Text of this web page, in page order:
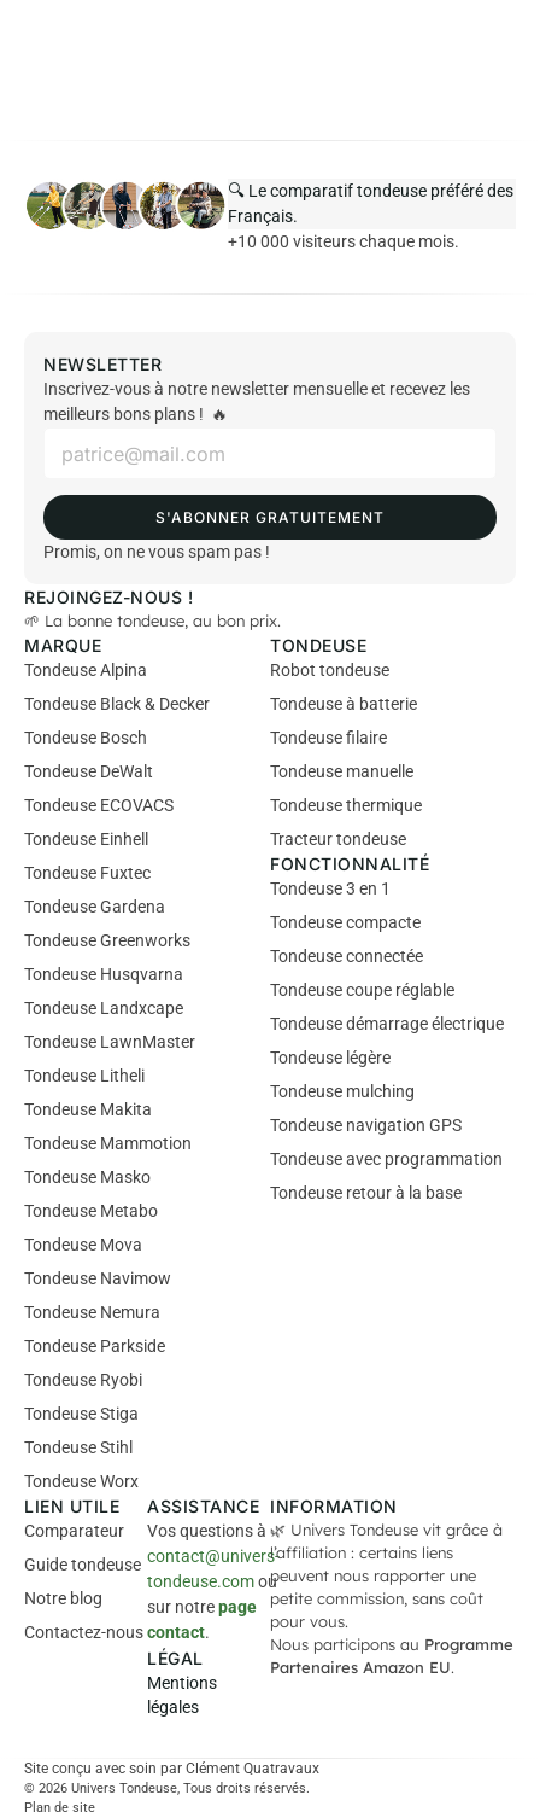
🔍 Le comparatif tondeuse préféré des
Français.
+10 000 visiteurs chaque mois.
NEWSLETTER
Inscrivez-vous à notre newsletter mensuelle et recevez les
meilleurs bons plans ! 🔥
i
l
*
S'ABONNER GRATUITEMENT
Promis, on ne vous spam pas !
REJOINGEZ-NOUS !
🌱 La bonne tondeuse, au bon prix.
MARQUE
Tondeuse Alpina
Tondeuse Black & Decker
Tondeuse Bosch
Tondeuse DeWalt
Tondeuse ECOVACS
Tondeuse Einhell
Tondeuse Fuxtec
Tondeuse Gardena
Tondeuse Greenworks
Tondeuse Husqvarna
Tondeuse Landxcape
Tondeuse LawnMaster
Tondeuse Litheli
Tondeuse Makita
Tondeuse Mammotion
Tondeuse Masko
Tondeuse Metabo
Tondeuse Mova
Tondeuse Navimow
Tondeuse Nemura
Tondeuse Parkside
Tondeuse Ryobi
Tondeuse Stiga
Tondeuse Stihl
Tondeuse Worx
TONDEUSE
Robot tondeuse
Tondeuse à batterie
Tondeuse filaire
Tondeuse manuelle
Tondeuse thermique
Tracteur tondeuse
FONCTIONNALITÉ
Tondeuse 3 en 1
Tondeuse compacte
Tondeuse connectée
Tondeuse coupe réglable
Tondeuse démarrage électrique
Tondeuse légère
Tondeuse mulching
Tondeuse navigation GPS
Tondeuse avec programmation
Tondeuse retour à la base
LIEN UTILE
Comparateur
Guide tondeuse
Notre blog
Contactez-nous
ASSISTANCE
Vos questions à
contact@univers-
tondeuse.comou
sur notrepage
contact.
LÉGAL
Mentions
légales
INFORMATION
🌿 Univers Tondeuse vit grâce à
l’affiliation : certains liens
peuvent nous rapporter une
petite commission, sans coût
pour vous.
Nous participons au Programme
Partenaires Amazon EU.
Site conçu avec soin par Clément Quatravaux
© 2026 Univers Tondeuse, Tous droits réservés.
Plan de site